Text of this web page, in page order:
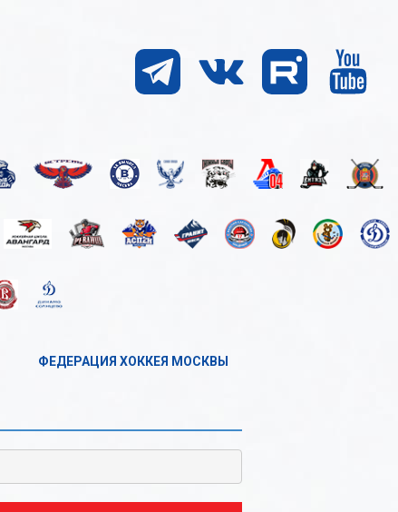
ФЕДЕРАЦИЯ ХОККЕЯ МОСКВЫ